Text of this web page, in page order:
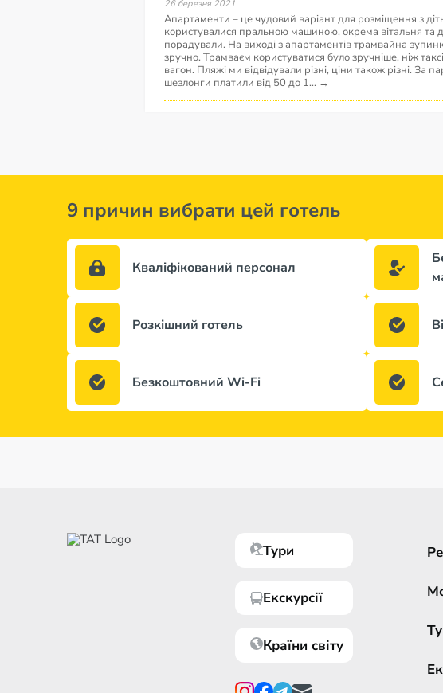
26 березня 2021
Апартаменти – це чудовий варіант для розміщення з
користувалися пральною машиною, окрема вітальня та
порадували. На виході з апартаментів трамвайна
зручно. Трамваєм користуватися було зручніше, ніж
вагон. Пляжі ми відвідували різні, ціни також різні. За
шезлонги платили від 50 до 1... →
9 причин вибрати цей готель
Кваліфікований персонал
Розкішний готель
Безкоштовний Wi-Fi
Тури
Екскурсії
Країни світу